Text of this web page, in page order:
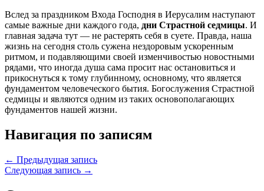
Вслед за праздником Входа Господня в Иерусалим наступают
самые важные дни каждого года, дни Страстной седмицы. И
главная задача тут — не растерять себя в суете. Правда, наша
жизнь на сегодня столь сужена нездоровым ускоренным
ритмом, и подавляющими своей изменчивостью новостными
рядами, что иногда душа сама просит нас остановиться и
прикоснуться к тому глубинному, основному, что является
фундаментом человеческого бытия. Богослужения Страстной
седмицы и являются одним из таких основополагающих
фундаментов нашей жизни.
Навигация по записям
← Предыдущая запись
Следующая запись →